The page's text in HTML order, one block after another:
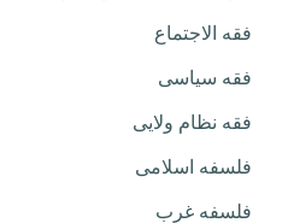
فقه الاجتماع
فقه سیاسی
فقه نظام ولایی
فلسفه اسلامی
فلسفه غرب